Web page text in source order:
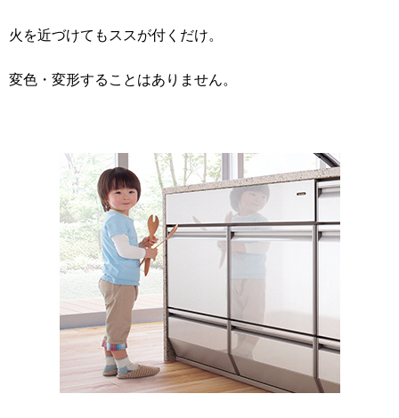
火を近づけてもススが付くだけ。
変色・変形することはありません。